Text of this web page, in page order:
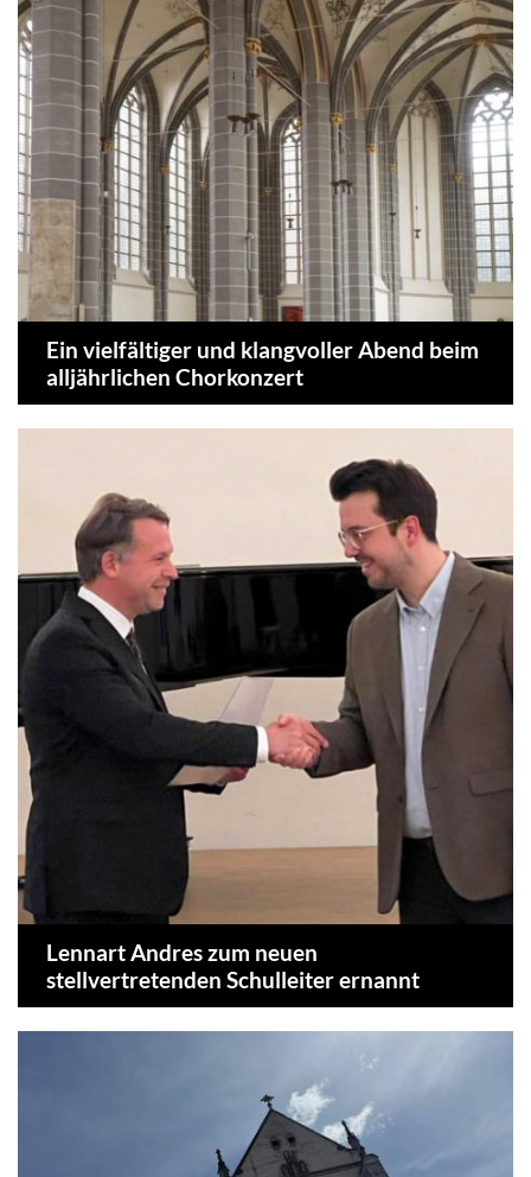
Ein vielfältiger und klangvoller Abend beim
alljährlichen Chorkonzert
Lennart Andres zum neuen
stellvertretenden Schulleiter ernannt